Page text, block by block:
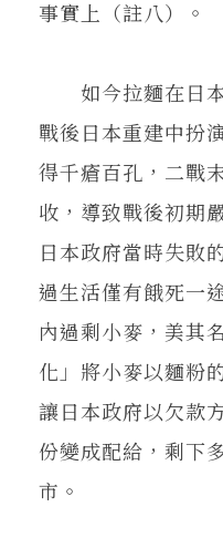
事實上（註八）。
如今拉麵在日本
戰後日本重建中扮
得千瘡百孔，二戰
收，導致戰後初期
日本政府當時失敗
過生活僅有餓死一
內過剩小麥，美其
化」將小麥以麵粉
讓日本政府以欠款
份變成配給，剩下
市。